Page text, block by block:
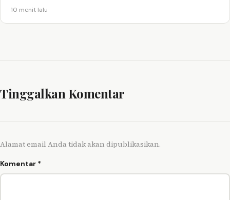
10 menit lalu
Tinggalkan Komentar
Alamat email Anda tidak akan dipublikasikan.
Komentar *